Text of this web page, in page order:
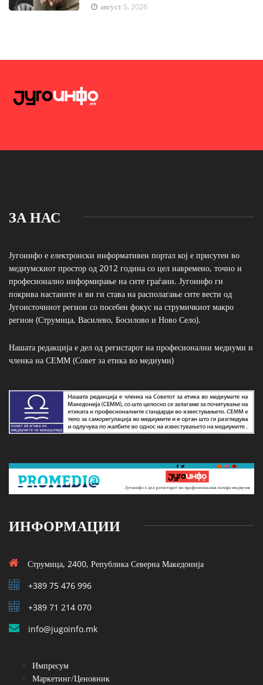
август 5, 2026
ЗА НАС
Југоинфо е електронски информативен портал кој е присутен во
медиумскиот простор од 2012 година со цел навремено, точно и
професионално информирање на сите граѓани. Југоинфо ги
покрива настаните и ви ги става на располагање сите вести од
Југоисточниот регион со посебен фокус на струмичкиот макро
регион (Струмица, Василево, Босилово и Ново Село).
Нашата редакција е дел од регистарот на професионални медиуми и
членка на СЕММ (Совет за етика во медиуми)
ИНФОРМАЦИИ
Струмица, 2400, Република Северна Македонија
+389 75 476 996
+389 71 214 070
info@jugoinfo.mk
Импресум
Маркетинг/Ценовник